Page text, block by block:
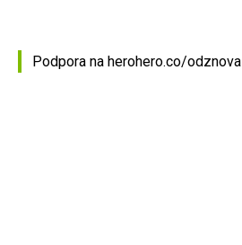
Podpora na herohero.co/odznova